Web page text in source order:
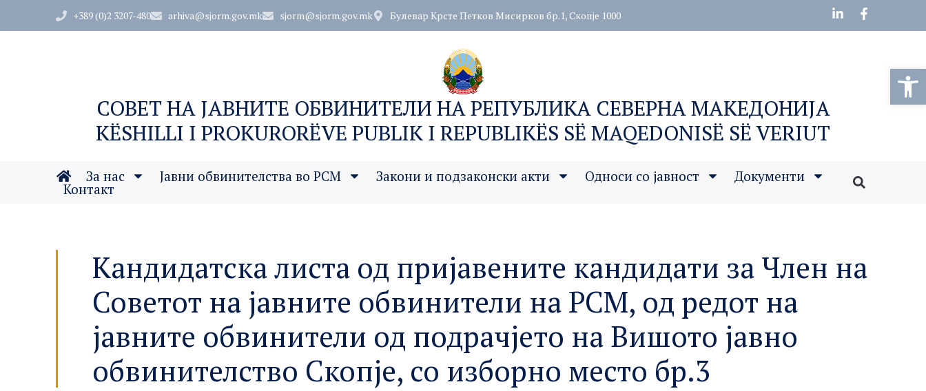
+389 (0)2 3207-480 arhiva@sjorm.gov.mk sjorm@sjorm.gov.mk Булевар Крсте Петков Мисирков бр.1, Скопје 1000
СОВЕТ НА ЈАВНИТЕ ОБВИНИТЕЛИ НА РЕПУБЛИКА СЕВЕРНА МАКЕДОНИЈА
KËSHILLI I PROKURORËVE PUBLIK I REPUBLIKËS SË MAQEDONISË SË VERIUT
За нас Јавни обвинителства во РСМ Закони и подзаконски акти Односи со јавност Документи
Контакт
Кандидатска листа од пријавените кандидати за Член на
Советот на јавните обвинители на РСМ, од редот на
јавните обвинители од подрачјето на Вишото јавно
обвинителство Скопје, со изборно место бр.3